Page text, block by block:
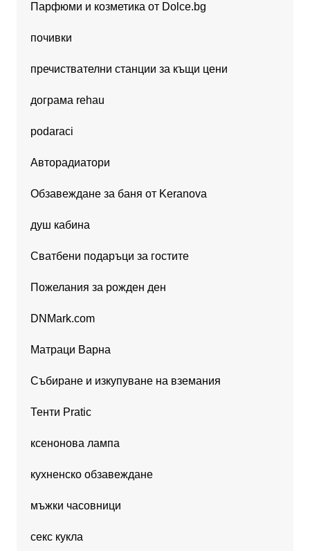
Парфюми и козметика от Dolce.bg
почивки
пречиствателни станции за къщи цени
дограма rehau
podaraci
Авторадиатори
Обзавеждане за баня от Keranova
душ кабина
Сватбени подаръци за гостите
Пожелания за рожден ден
DNMark.com
Матраци Варна
Събиране и изкупуване на вземания
Тенти Pratic
ксенонова лампа
кухненско обзавеждане
мъжки часовници
секс кукла